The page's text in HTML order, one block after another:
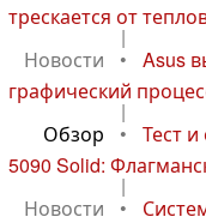
трескается от
|
Новости
•
Asus
графический
|
Обзор
•
Тест
5090 Solid:
|
Новости
•